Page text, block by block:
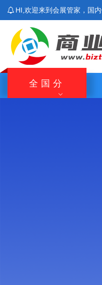
HI,欢迎来到会展管家，国
全国分